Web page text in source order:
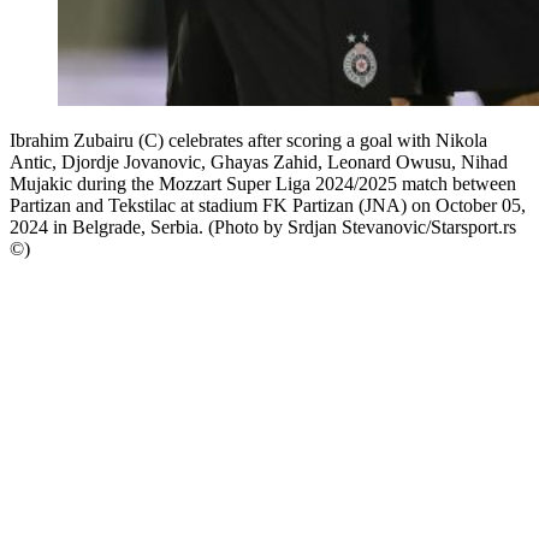
Ibrahim Zubairu (C) celebrates after scoring a goal with Nikola
Antic, Djordje Jovanovic, Ghayas Zahid, Leonard Owusu, Nihad
Mujakic during the Mozzart Super Liga 2024/2025 match between
Partizan and Tekstilac at stadium FK Partizan (JNA) on October 05,
2024 in Belgrade, Serbia. (Photo by Srdjan Stevanovic/Starsport.rs
©)